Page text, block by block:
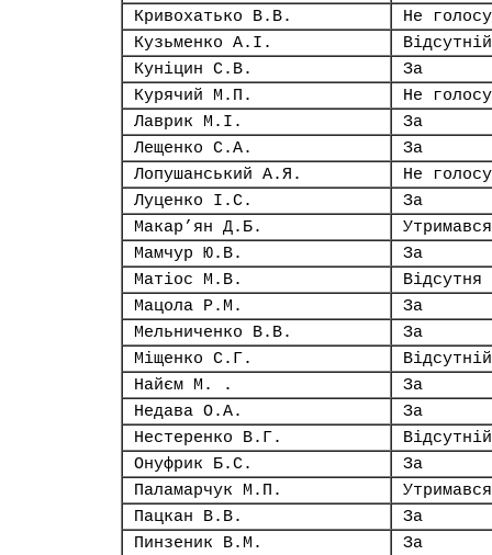
Кривохатько В.В.
Не
Кузьменко А.І.
Відсутній
Куніцин С.В.
За
Курячий М.П.
Не
Лаврик М.І.
За
Лещенко С.А.
За
Лопушанський А.Я.
Не
Луценко І.С.
За
Макар’ян Д.Б.
Утримався
Мамчур Ю.В.
За
Матіос М.В.
Відсутня
Мацола Р.М.
За
Мельниченко В.В.
За
Міщенко С.Г.
Відсутній
Найєм М. .
За
Недава О.А.
За
Нестеренко В.Г.
Відсутній
Онуфрик Б.С.
За
Паламарчук М.П.
Утримався
Пацкан В.В.
За
Пинзеник В.М.
За